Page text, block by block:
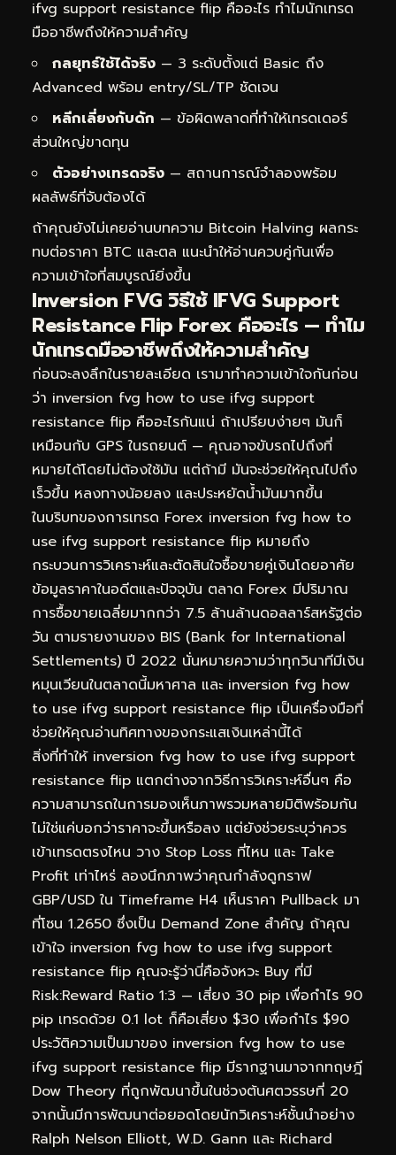
ifvg support resistance flip คืออะไร ทำไมนักเทรด
มืออาชีพถึงให้ความสำคัญ
กลยุทธ์ใช้ได้จริง — 3 ระดับตั้งแต่ Basic ถึง
Advanced พร้อม entry/SL/TP ชัดเจน
หลีกเลี่ยงกับดัก — ข้อผิดพลาดที่ทำให้เทรดเดอร์
ส่วนใหญ่ขาดทุน
ตัวอย่างเทรดจริง — สถานการณ์จำลองพร้อม
ผลลัพธ์ที่จับต้องได้
ถ้าคุณยังไม่เคยอ่านบทความ Bitcoin Halving ผลกระ
ทบต่อราคา BTC และตล แนะนำให้อ่านควบคู่กันเพื่อ
ความเข้าใจที่สมบูรณ์ยิ่งขึ้น
Inversion FVG วิธีใช้ IFVG Support
Resistance Flip Forex คืออะไร — ทำไม
นักเทรดมืออาชีพถึงให้ความสำคัญ
ก่อนจะลงลึกในรายละเอียด เรามาทำความเข้าใจกันก่อน
ว่า inversion fvg how to use ifvg support
resistance flip คืออะไรกันแน่ ถ้าเปรียบง่ายๆ มันก็
เหมือนกับ GPS ในรถยนต์ — คุณอาจขับรถไปถึงที่
หมายได้โดยไม่ต้องใช้มัน แต่ถ้ามี มันจะช่วยให้คุณไปถึง
เร็วขึ้น หลงทางน้อยลง และประหยัดน้ำมันมากขึ้น
ในบริบทของการเทรด Forex inversion fvg how to
use ifvg support resistance flip หมายถึง
กระบวนการวิเคราะห์และตัดสินใจซื้อขายคู่เงินโดยอาศัย
ข้อมูลราคาในอดีตและปัจจุบัน ตลาด Forex มีปริมาณ
การซื้อขายเฉลี่ยมากกว่า 7.5 ล้านล้านดอลลาร์สหรัฐต่อ
วัน ตามรายงานของ BIS (Bank for International
Settlements) ปี 2022 นั่นหมายความว่าทุกวินาทีมีเงิน
หมุนเวียนในตลาดนี้มหาศาล และ inversion fvg how
to use ifvg support resistance flip เป็นเครื่องมือที่
ช่วยให้คุณอ่านทิศทางของกระแสเงินเหล่านี้ได้
สิ่งที่ทำให้ inversion fvg how to use ifvg support
resistance flip แตกต่างจากวิธีการวิเคราะห์อื่นๆ คือ
ความสามารถในการมองเห็นภาพรวมหลายมิติพร้อมกัน
ไม่ใช่แค่บอกว่าราคาจะขึ้นหรือลง แต่ยังช่วยระบุว่าควร
เข้าเทรดตรงไหน วาง Stop Loss ที่ไหน และ Take
Profit เท่าไหร่ ลองนึกภาพว่าคุณกำลังดูกราฟ
GBP/USD ใน Timeframe H4 เห็นราคา Pullback มา
ที่โซน 1.2650 ซึ่งเป็น Demand Zone สำคัญ ถ้าคุณ
เข้าใจ inversion fvg how to use ifvg support
resistance flip คุณจะรู้ว่านี่คือจังหวะ Buy ที่มี
Risk:Reward Ratio 1:3 — เสี่ยง 30 pip เพื่อกำไร 90
pip เทรดด้วย 0.1 lot ก็คือเสี่ยง $30 เพื่อกำไร $90
ประวัติความเป็นมาของ inversion fvg how to use
ifvg support resistance flip มีรากฐานมาจากทฤษฎี
Dow Theory ที่ถูกพัฒนาขึ้นในช่วงต้นศตวรรษที่ 20
จากนั้นมีการพัฒนาต่อยอดโดยนักวิเคราะห์ชั้นนำอย่าง
Ralph Nelson Elliott, W.D. Gann และ Richard